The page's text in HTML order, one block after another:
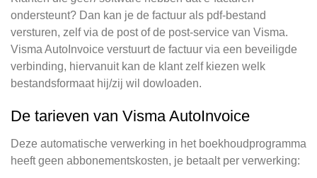
ondersteunt? Dan kan je de factuur als pdf-bestand
versturen, zelf via de post of de post-service van Visma.
Visma AutoInvoice verstuurt de factuur via een beveiligde
verbinding, hiervanuit kan de klant zelf kiezen welk
bestandsformaat hij/zij wil dowloaden.
De tarieven van Visma AutoInvoice
Deze automatische verwerking in het boekhoudprogramma
heeft geen abbonementskosten, je betaalt per verwerking: